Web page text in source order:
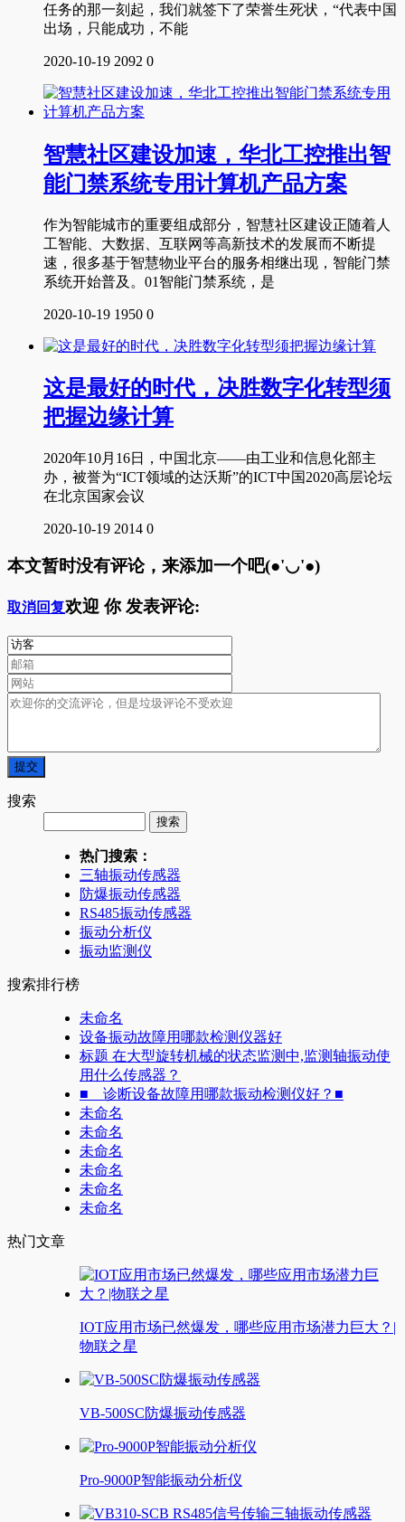
任务的那一刻起，我们就签下了荣誉生死状，“代表中国
出场，只能成功，不能
2020-10-19 2092 0
智慧社区建设加速，华北工控推出智
能门禁系统专用计算机产品方案
作为智能城市的重要组成部分，智慧社区建设正随着人
工智能、大数据、互联网等高新技术的发展而不断提
速，很多基于智慧物业平台的服务相继出现，智能门禁
系统开始普及。01智能门禁系统，是
2020-10-19 1950 0
这是最好的时代，决胜数字化转型须
把握边缘计算
2020年10月16日，中国北京——由工业和信息化部主
办，被誉为“ICT领域的达沃斯”的ICT中国2020高层论坛
在北京国家会议
2020-10-19 2014 0
本文暂时没有评论，来添加一个吧(●'◡'●)
取消回复欢迎 你发表评论:
搜索
热门搜索：
三轴振动传感器
防爆振动传感器
RS485振动传感器
振动分析仪
振动监测仪
搜索排行榜
未命名
设备振动故障用哪款检测仪器好
标题 在大型旋转机械的状态监测中,监测轴振动使
用什么传感器？
■ 诊断设备故障用哪款振动检测仪好？■
未命名
未命名
未命名
未命名
未命名
未命名
热门文章
IOT应用市场已然爆发，哪些应用市场潜力巨大？|
物联之星
VB-500SC防爆振动传感器
Pro-9000P智能振动分析仪